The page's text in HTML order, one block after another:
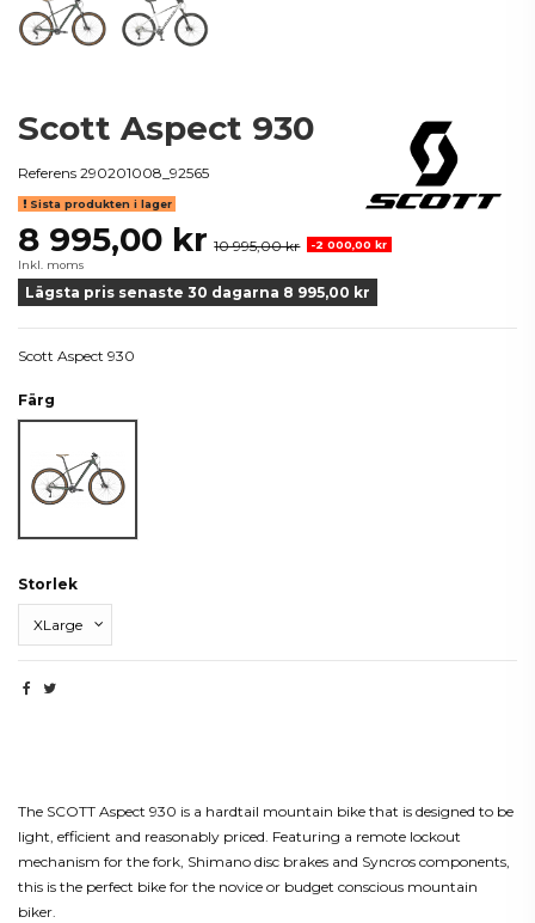
Scott Aspect 930
Referens 290201008_92565
Sista produkten i lager
8 995,00 kr 10 995,00 kr
-2 000,00 kr
Inkl. moms
Lägsta pris senaste 30 dagarna 8 995,00 kr
Scott Aspect 930
Färg
Storlek
The SCOTT Aspect 930 is a hardtail mountain bike that is designed to be
light, efficient and reasonably priced. Featuring a remote lockout
mechanism for the fork, Shimano disc brakes and Syncros components,
this is the perfect bike for the novice or budget conscious mountain
biker.